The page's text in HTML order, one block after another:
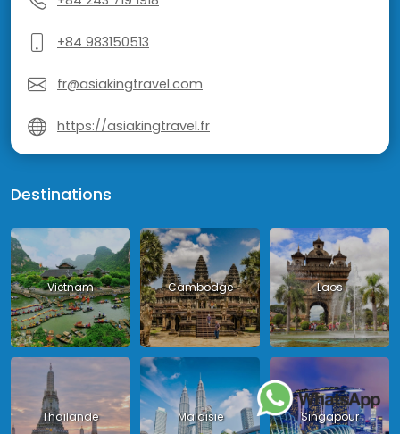
+84 983150513
fr@asiakingtravel.com
https://asiakingtravel.fr
Destinations
Vietnam Cambodge Laos
Thailande Malaisie Singapour